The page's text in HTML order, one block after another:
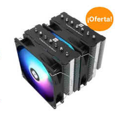
¡Oferta!